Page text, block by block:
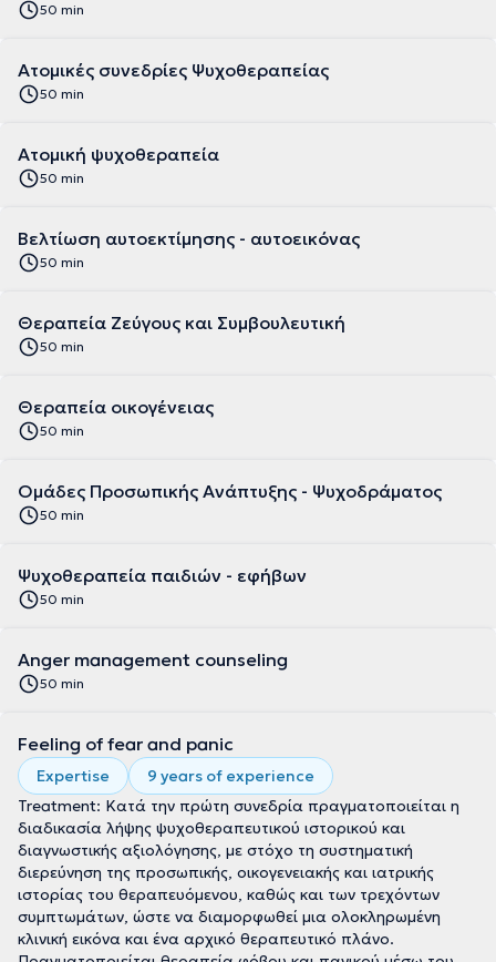
50 min
Ατομικές συνεδρίες Ψυχοθεραπείας
50 min
Ατομική ψυχοθεραπεία
50 min
Βελτίωση αυτοεκτίμησης - αυτοεικόνας
50 min
Θεραπεία Ζεύγους και Συμβουλευτική
50 min
Θεραπεία οικογένειας
50 min
Ομάδες Προσωπικής Ανάπτυξης - Ψυχοδράματος
50 min
Ψυχοθεραπεία παιδιών - εφήβων
50 min
Anger management counseling
50 min
Feeling of fear and panic
Expertise
9 years of experience
Treatment: Κατά την πρώτη συνεδρία πραγματοποιείται η
διαδικασία λήψης ψυχοθεραπευτικού ιστορικού και
διαγνωστικής αξιολόγησης, με στόχο τη συστηματική
διερεύνηση της προσωπικής, οικογενειακής και ιατρικής
ιστορίας του θεραπευόμενου, καθώς και των τρεχόντων
συμπτωμάτων, ώστε να διαμορφωθεί μια ολοκληρωμένη
κλινική εικόνα και ένα αρχικό θεραπευτικό πλάνο.